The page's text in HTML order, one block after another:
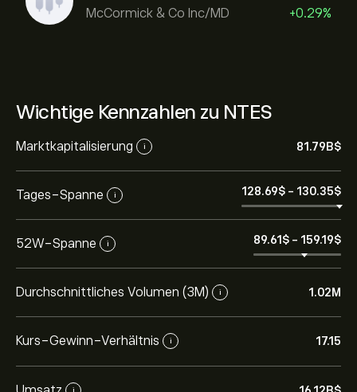
McCormick & Co Inc/MD
+0.29%
Wichtige Kennzahlen zu NTES
Marktkapitalisierung i 81.79B‎$‎
Tages-Spanne i 128.69‎$‎ - 130.35‎$‎
52W-Spanne i 89.61‎$‎ - 159.19‎$‎
Durchschnittliches Volumen (3M) i 1.02M
Kurs-Gewinn-Verhältnis i 17.15
i